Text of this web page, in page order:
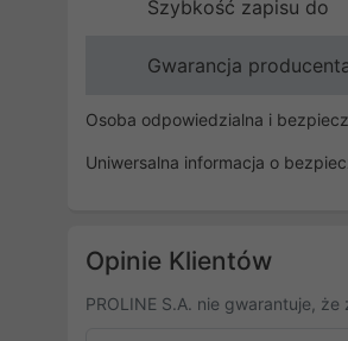
Szybkość zapisu do
Gwarancja
Osoba odpowiedzialna i
Uniwersalna informacja o
Opinie Klientów
PROLINE S.A. nie gwarantuje,